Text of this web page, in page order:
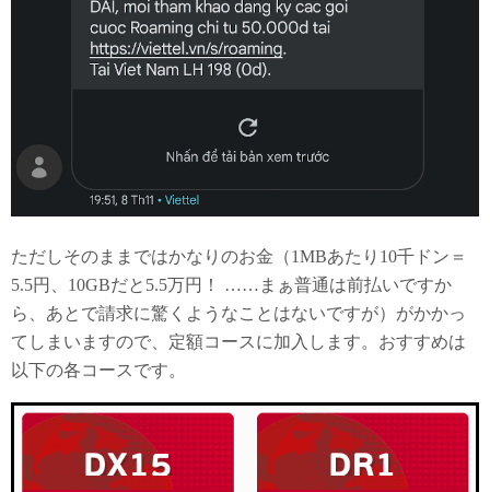
ただしそのままではかなりのお金（1MBあたり10千ドン＝
5.5円、10GBだと5.5万円！ ……まぁ普通は前払いですか
ら、あとで請求に驚くようなことはないですが）がかかっ
てしまいますので、定額コースに加入します。おすすめは
以下の各コースです。